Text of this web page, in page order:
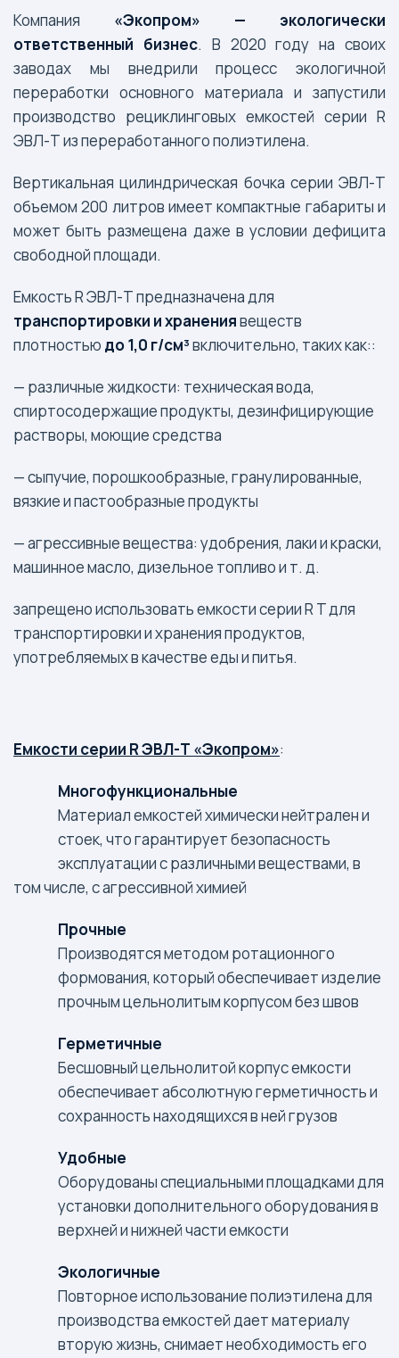
Компания «Экопром» — экологически
ответственный бизнес. В 2020 году на своих
заводах мы внедрили процесс экологичной
переработки основного материала и запустили
производство рециклинговых емкостей серии R
ЭВЛ-Т из переработанного полиэтилена.
Вертикальная цилиндрическая бочка серии ЭВЛ-Т
объемом 200 литров имеет компактные габариты и
может быть размещена даже в условии дефицита
свободной площади.
Емкость R ЭВЛ-Т предназначена для
транспортировки и хранениявеществ
плотностью до 1,0 г/см³включительно, таких как::
— различные жидкости: техническая вода,
спиртосодержащие продукты, дезинфицирующие
растворы, моющие средства
— сыпучие, порошкообразные, гранулированные,
вязкие и пастообразные продукты
— агрессивные вещества: удобрения, лаки и краски,
машинное масло, дизельное топливо и т. д.
запрещено использовать емкости серии R T для
транспортировки и хранения продуктов,
употребляемых в качестве еды и питья.
Емкости серии R ЭВЛ-Т «Экопром»:
Многофункциональные
Материал емкостей химически нейтрален и
стоек, что гарантирует безопасность
эксплуатации с различными веществами, в
том числе, с агрессивной химией
Прочные
Производятся методом ротационного
формования, который обеспечивает изделие
прочным цельнолитым корпусом без швов
Герметичные
Бесшовный цельнолитой корпус емкости
обеспечивает абсолютную герметичность и
сохранность находящихся в ней грузов
Удобные
Оборудованы специальными площадками для
установки дополнительного оборудования в
верхней и нижней части емкости
Экологичные
Повторное использование полиэтилена для
производства емкостей дает материалу
вторую жизнь, снимает необходимость его